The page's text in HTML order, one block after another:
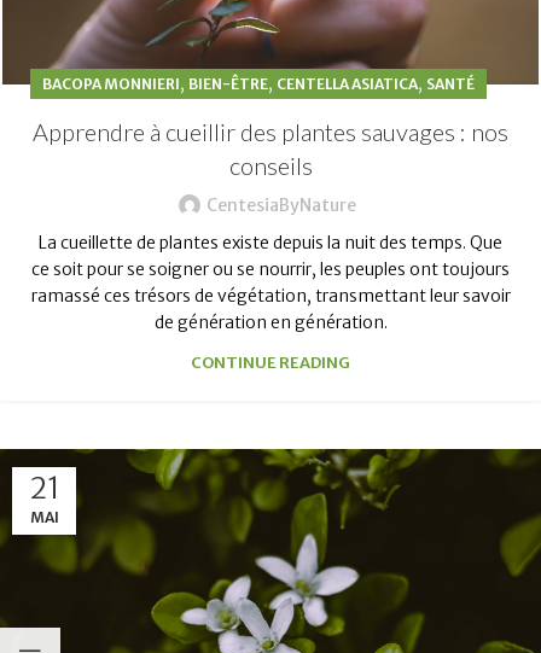
BACOPA MONNIERI, BIEN-ÊTRE, CENTELLA ASIATICA, SANTÉ
Apprendre à cueillir des plantes sauvages : nos
conseils
CentesiaByNature
La cueillette de plantes existe depuis la nuit des temps. Que
ce soit pour se soigner ou se nourrir, les peuples ont toujours
ramassé ces trésors de végétation, transmettant leur savoir
de génération en génération.
CONTINUE READING
21
MAI